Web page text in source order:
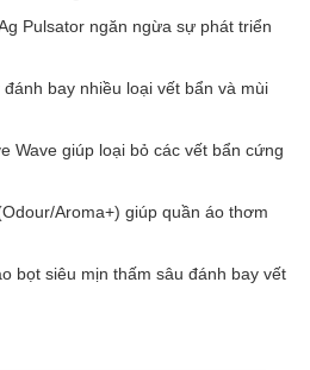
Pulsator ngăn ngừa sự phát triển
bay nhiều loại vết bẩn và mùi
Wave giúp loại bỏ các vết bẩn cứng
Aroma+) giúp quần áo thơm
bọt siêu mịn thấm sâu đánh bay vết